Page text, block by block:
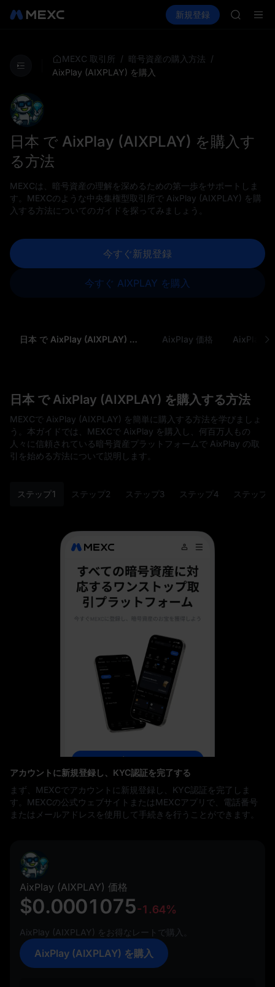
現物 先物取引 PLTR
新規登録
LLY
MEXC 取引所 / 暗号資産の購入方法 /
AixPlay (AIXPLAY) を購入
日本 で AixPlay (AIXPLAY) を購入す
る方法
MEXCは、暗号資産の理解を深めるための第一歩をサポートしま
す。MEXCのような中央集権型取引所で AixPlay (AIXPLAY) を購
入する方法についてのガイドを探ってみましょう。
今すぐ新規登録
今すぐ AIXPLAY を購入
日本 で AixPlay (AIXPLAY) を購入する方法 AixPlay 価格
日本 で AixPlay (AIXPLAY) を購入する方法
MEXCで AixPlay (AIXPLAY) を簡単に購入する方法を学びましょ
う。本ガイドでは、MEXCで AixPlay を購入し、何百万人もの
人々に信頼されている暗号資産プラットフォームで AixPlay の取
引を始める方法について説明します。
ステップ1 ステップ2 ステップ3 ステップ4 ステップ5
アカウントに新規登録し、KYC認証を完了する
まず、MEXCでアカウントに新規登録し、KYC認証を完了しま
す。MEXCの公式ウェブサイトまたはMEXCアプリで、電話番号
またはメールアドレスを使用して手続きを行うことができます。
AixPlay (AIXPLAY) 価格
$0.0001075-1.64%
AixPlay (AIXPLAY) をお得なレートで購入。
AixPlay (AIXPLAY) を購入